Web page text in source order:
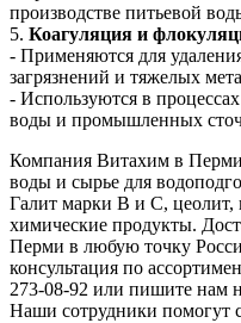
производстве питьевой
5. Коагуляция и
- Применяются для
загрязнений и тяжелых
- Используются в
воды и промышленных
Компания Витахим в Перми
воды и сырье для
Галит марки В и С, цеолит,
химические продукты.
Перми в любую точку
консультация по
273-08-92 или пишите нам
Наши сотрудники помогут